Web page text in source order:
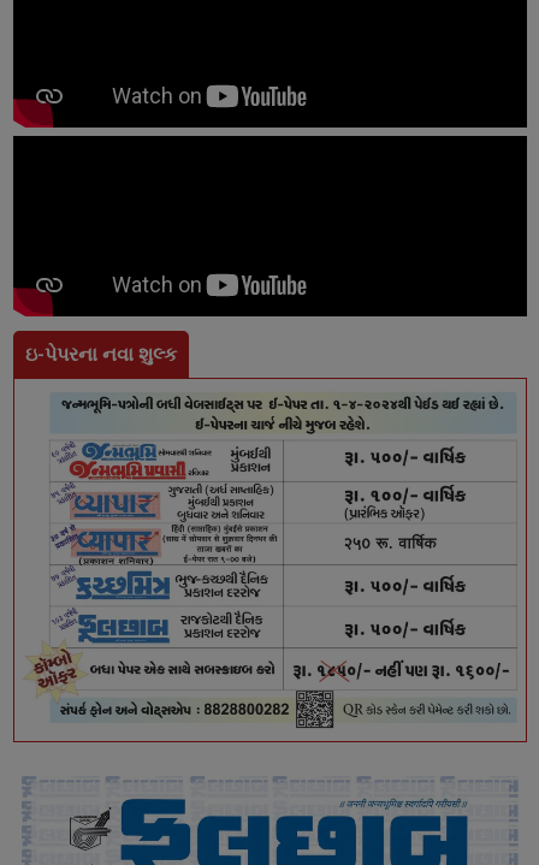
ઇ-પેપરના નવા શુલ્ક